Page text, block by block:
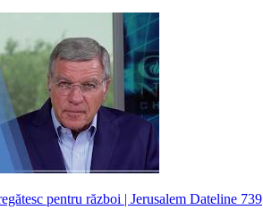
pentru război | Jerusalem Dateline 739